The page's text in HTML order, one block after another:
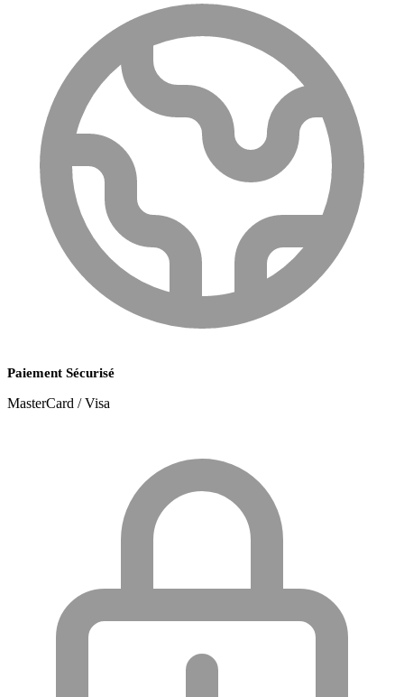
Paiement Sécurisé
MasterCard / Visa